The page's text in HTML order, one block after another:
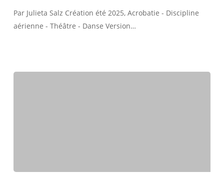
pour
un
Par Julieta Salz Création été 2025, Acrobatie - Discipline
aérienne - Théâtre - Danse Version…